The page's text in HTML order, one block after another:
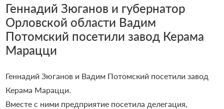
Геннадий Зюганов и губернатор
Орловской области Вадим
Потомский посетили завод Керама
Марацци
Геннадий Зюганов и Вадим Потомский посетили завод
Керама Марацци.
Вместе с ними предприятие посетила делегация,